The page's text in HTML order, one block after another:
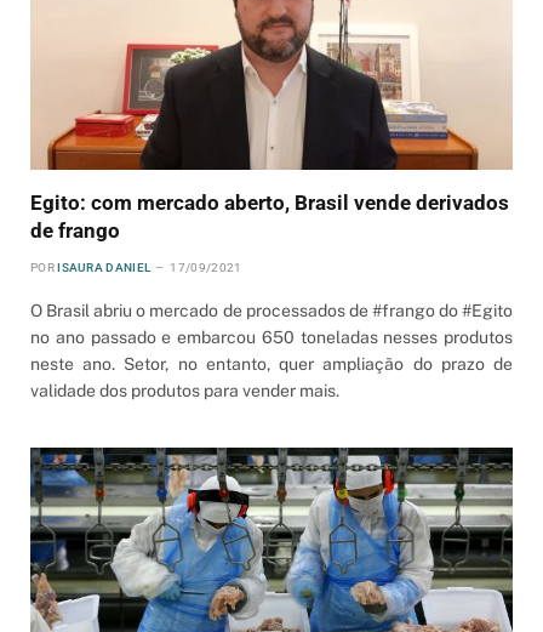
Egito: com mercado aberto, Brasil vende derivados
de frango
POR ISAURA DANIEL 17/09/2021
O Brasil abriu o mercado de processados de #frango do #Egito
no ano passado e embarcou 650 toneladas nesses produtos
neste ano. Setor, no entanto, quer ampliação do prazo de
validade dos produtos para vender mais.